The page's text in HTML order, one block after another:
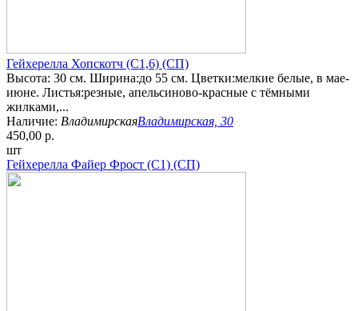
Гейхерелла Хопскотч (С1,6) (СП)
Высота: 30 см. Ширина:до 55 см. Цветки:мелкие белые, в мае-
июне. Листья:резные, апельсиново-красные с тёмными
жилками,...
Наличие: ВладимирскаяВладимирская, 30
450,00 р.
шт
Гейхерелла Файер Фрост (С1) (СП)